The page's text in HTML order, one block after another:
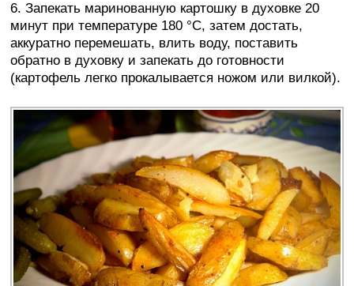
6. Запекать маринованную картошку в духовке 20
минут при температуре 180 °C, затем достать,
аккуратно перемешать, влить воду, поставить
обратно в духовку и запекать до готовности
(картофель легко прокалывается ножом или вилкой).